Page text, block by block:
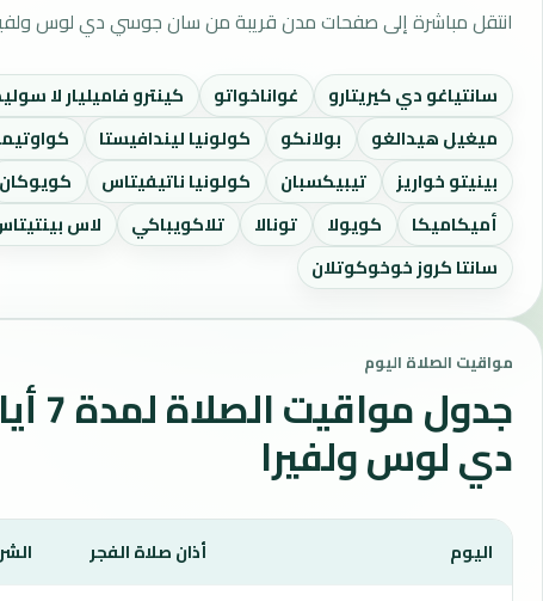
انتقل مباشرة إلى صفحات مدن قريبة من سان جوسي دي لوس
سانتياغو دي كيريتارو غواناخواتو كينترو فاميليار لا
ميغيل هيدالغو
بولانكو كولونيا ليندافيستا
بينيتو خواريز
تيبيكسبان كولونيا ناتيفيتاس كويوكان
أميكاميكا
كويولا تونالا تلاكويباكي لاس
سانتا كروز خوخوكوتلان
مواقيت الصلاة اليوم
دي لوس ولفيرا
اليوم أذان صلاة الفجر